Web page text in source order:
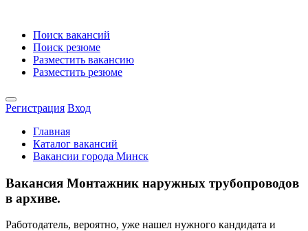
Поиск вакансий
Поиск резюме
Разместить вакансию
Разместить резюме
Регистрация Вход
Главная
Каталог вакансий
Вакансии города Минск
Вакансия Монтажник наружных трубопроводов
в архиве.
Работодатель, вероятно, уже нашел нужного кандидата и